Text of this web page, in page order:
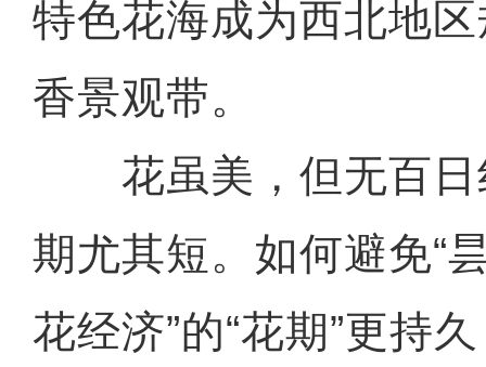
特色花海成为西北地
香景观带。
花虽美，但无百日
期尤其短。如何避免“
花经济”的“花期”更持